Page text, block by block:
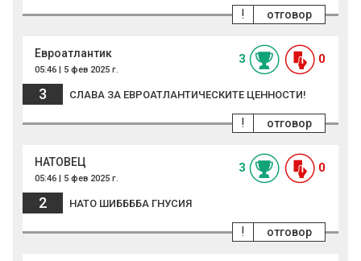
отговор
!
Евроатлантик
05:46 | 5 фев 2025 г.
3 0
3 СЛАВА ЗА ЕВРОАТЛАНТИЧЕСКИТЕ ЦЕННОСТИ!
отговор
!
НАТОВЕЦ
05:46 | 5 фев 2025 г.
3 0
2 НАТО ШИББББА ГНУСИЯ
отговор
!